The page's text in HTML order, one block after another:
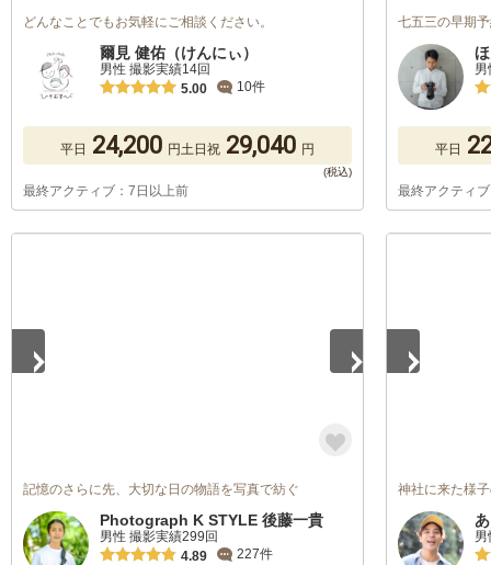
どんなことでもお気軽にご相談ください。
爾見 健佑（けんにぃ）
男性 撮影実績14回
5.00
10件
平日 24,200 円土日祝 29,040 円
最終アクティブ：7日以上前
七五三の早期
平日
最終アクティ
記憶のさらに先、大切な日の物語を写真で紡ぐ
Photograph K STYLE 後藤一貴
男性 撮影実績299回
4.89
227件
神社に来た様